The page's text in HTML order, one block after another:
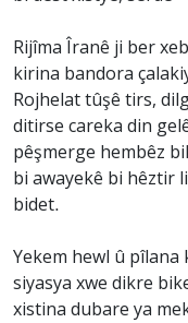
Rijîma Îranê ji ber
kirina bandora
Rojhelat tûşê tirs,
ditirse careka din
pêşmerge hembêz
bi awayekê bi hêztir
bidet.
Yekem hewl û
siyasya xwe dikre
xistina dubare ya